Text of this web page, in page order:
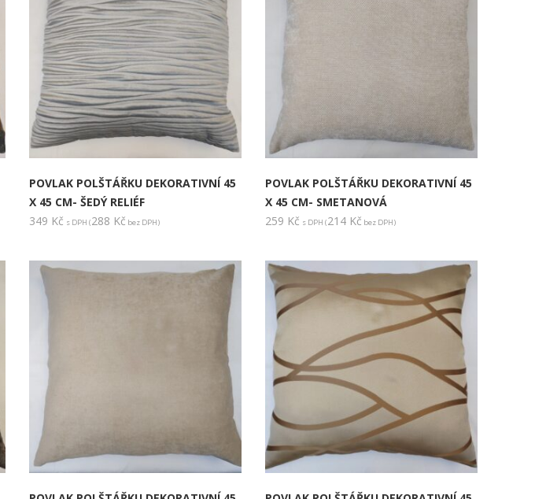
POVLAK POLŠTÁŘKU DEKORATIVNÍ 45
X 45 CM- ŠEDÝ RELIÉF
349 Kč s DPH (288 Kč bez DPH)
POVLAK POLŠTÁŘKU DEKORATIVNÍ 45
X 45 CM- SMETANOVÁ
259 Kč s DPH (214 Kč bez DPH)